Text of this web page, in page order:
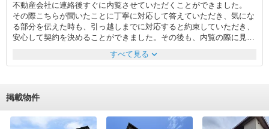
はありませんでしたが、結果的に担当者の対応が丁寧で満足していま
す。さらに、店舗が名取駅前にあり、電車でも車でもアクセスしやす
かった点も良かったです。仕事帰りや休日にも立ち寄りやすく、書類
の受け取りなどもスムーズに行えました。全体を通して、迅速で丁寧
な対応と利便性の高い立地が印象に残る店舗でした。
不動産会社に連絡後すぐに内覧させていただくことができました。
その際こちらが聞いたことに丁寧に対応して答えていただき、気にな
る部分を伝えた時も、引っ越しまでに対応すると約束していただき、
安心して契約を決めることができました。その後も、内覧の際に見逃
した部分に後で気づき、もう一度内覧させてほしいと訴えた時も即座
対応していただきました。 また引っ越しに際に電気会社を変えると
と、担当者の方が直接現場に赴き、必要な情報をすぐに伝えてくれた
ことで、スムーズに契約することもできました。 部屋を借りた後も
聞きたいことがあって大家さんに連絡が取れないことがあった時も、
契約後だったので大丈夫か心配しながら確認をお願いした時も、丁寧
すべて見る expand_more
掲載物件